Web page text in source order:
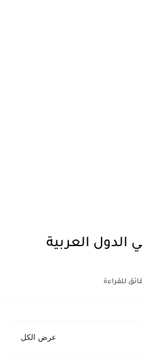
الدول العربية